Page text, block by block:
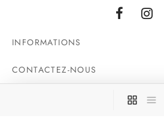
INFORMATIONS
CONTACTEZ-NOUS